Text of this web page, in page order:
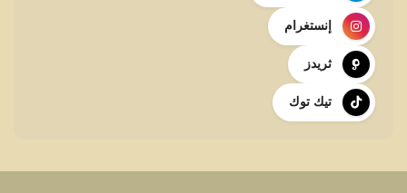
إنستغرام
ثريدز
تيك توك